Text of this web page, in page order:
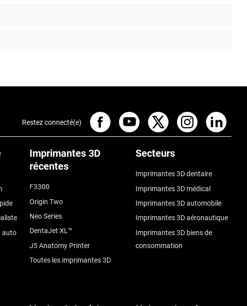
auto
Imprimantes 3D
récentes
F3300
Origin Two
Neo Series
DentaJet XL™
J5 Anatomy Printer
Toutes les imprimantes 3D
Secteurs
Imprimantes 3D dentaire
Imprimantes 3D médical
Imprimantes 3D automobile
Imprimantes 3D aéronautique
Imprimantes 3D biens de
consommation
Restez connecté(e)